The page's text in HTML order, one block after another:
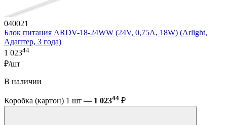
040021
Блок питания ARDV-18-24WW (24V, 0,75A, 18W) (Arlight,
Адаптер, 3 года)
1 02344
₽/шт
В наличии
Коробка (картон) 1 шт — 1 02344 ₽